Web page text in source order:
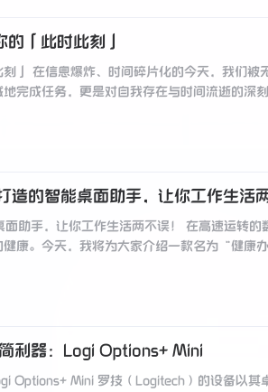
「此时此刻」
」 在信息爆炸、时间碎片化的今天，我们
完成任务，更是对自我存在与时间流逝的
的智能桌面助手，让你工作生活两
助手，让你工作生活两不误！ 在高速运转
康。今天，我将为大家介绍一款名为“健康
利器：Logi Options+ Mini
Options+ Mini 罗技（Logitech）的设备以